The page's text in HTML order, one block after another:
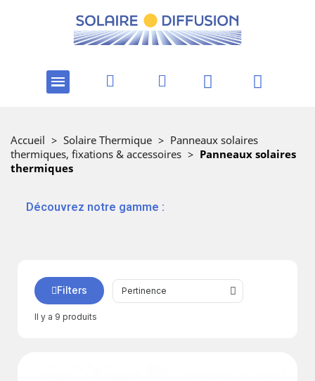
Accueil > Solaire Thermique > Panneaux solaires
thermiques, fixations & accessoires > Panneaux solaires
thermiques
‎ ‎ ‎‎ ‎Découvrez notre gamme :
Il y a 9 produits
Filters